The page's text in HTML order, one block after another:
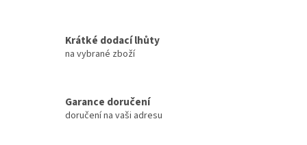
Krátké dodací lhůty
na vybrané zboží
Garance doručení
doručení na vaši adresu